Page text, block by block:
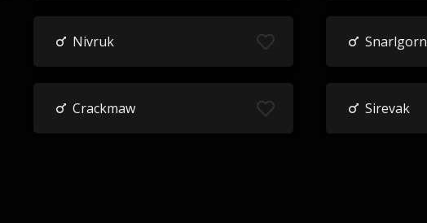
Nivruk Snarlgorn
Crackmaw Sirevak